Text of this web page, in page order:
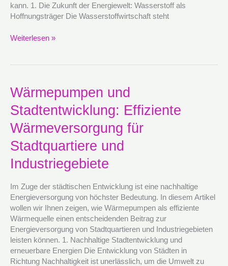
kann. 1. Die Zukunft der Energiewelt: Wasserstoff als
Hoffnungsträger Die Wasserstoffwirtschaft steht
Weiterlesen »
Wärmepumpen und
Stadtentwicklung: Effiziente
Wärmeversorgung für
Stadtquartiere und
Industriegebiete
Im Zuge der städtischen Entwicklung ist eine nachhaltige
Energieversorgung von höchster Bedeutung. In diesem Artikel
wollen wir Ihnen zeigen, wie Wärmepumpen als effiziente
Wärmequelle einen entscheidenden Beitrag zur
Energieversorgung von Stadtquartieren und Industriegebieten
leisten können. 1. Nachhaltige Stadtentwicklung und
erneuerbare Energien Die Entwicklung von Städten in
Richtung Nachhaltigkeit ist unerlässlich, um die Umwelt zu
Wärmepumpen
und
Stadtentwicklung:
Wärmeversorgung
für
Stadtquartiere
und